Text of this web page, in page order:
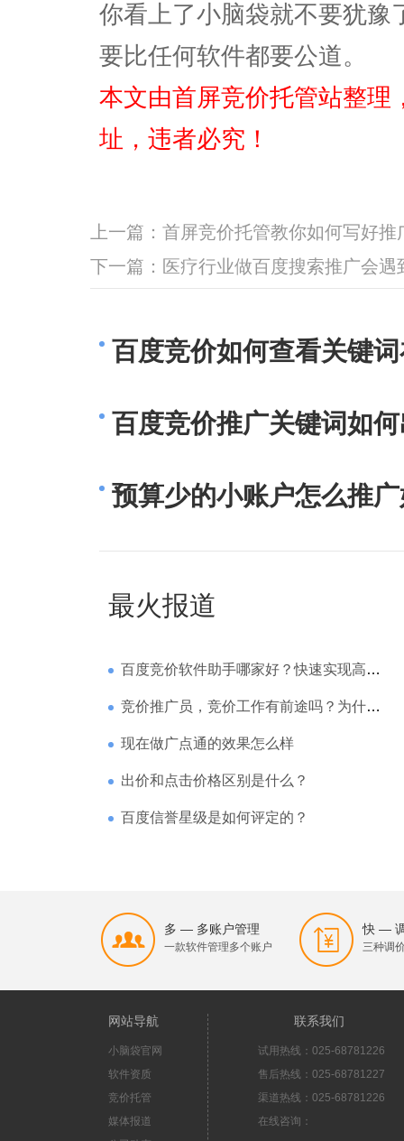
你看上了小脑袋就不要犹豫
要比任何软件都要公道。
本文由首屏竞价托管站整理
址，违者必究！
上一篇： 首屏竞价托管教你如何写好推
下一篇： 医疗行业做百度搜索推广会遇
百度竞价如何查看关键
百度竞价推广关键词如
预算少的小账户怎么推
最火报道
百度竞价软件助手哪家好？快速实现高回报哪家强？
竞价推广员，竞价工作有前途吗？为什么待遇那么高
现在做广点通的效果怎么样
出价和点击价格区别是什么？
百度信誉星级是如何评定的？
多 — 多账户管理
一款软件管理多个账户
快 —
三种调
网站导航
小脑袋官网
软件资质
竞价托管
媒体报道
联系我们
试用热线：025-68781226
售后热线：025-68781227
渠道热线：025-68781226
在线咨询：